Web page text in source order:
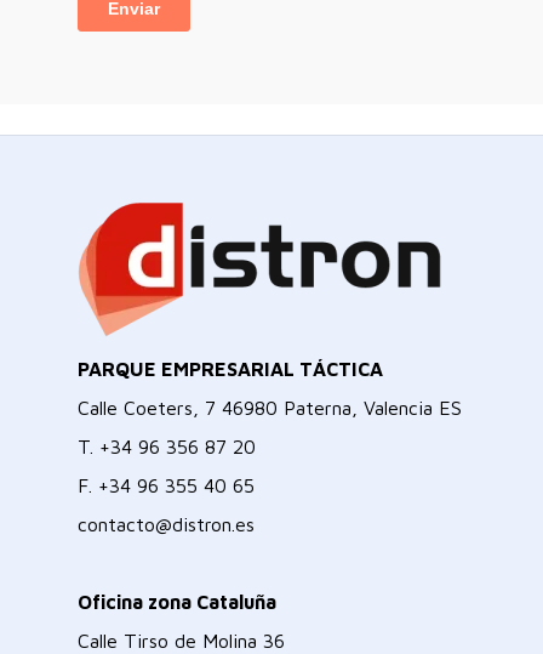
PARQUE EMPRESARIAL TÁCTICA
Calle Coeters, 7 46980 Paterna, Valencia ES
T. +34 96 356 87 20
F. +34 96 355 40 65
contacto@distron.es
Oficina zona Cataluña
Calle Tirso de Molina 36